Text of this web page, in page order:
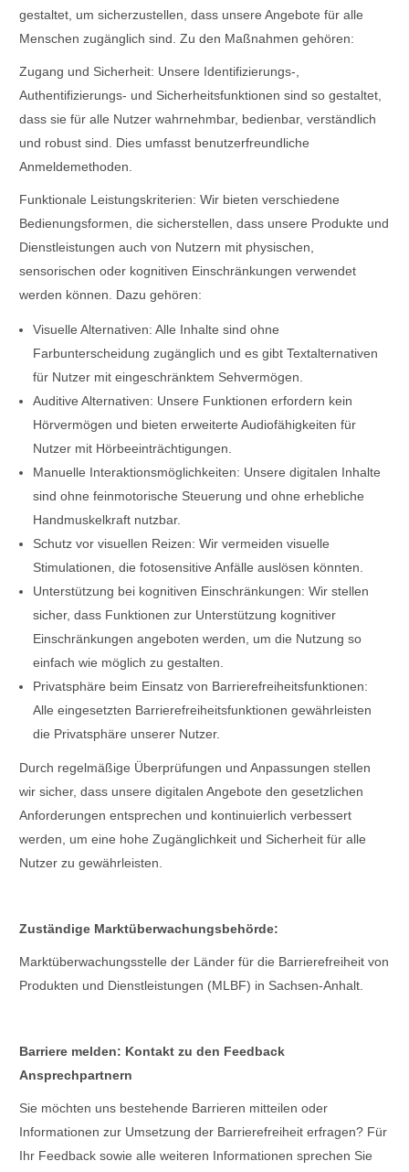
gestaltet, um sicherzustellen, dass unsere Angebote für alle
Menschen zugänglich sind. Zu den Maßnahmen gehören:
Zugang und Sicherheit: Unsere Identifizierungs-,
Authentifizierungs- und Sicherheitsfunktionen sind so gestaltet,
dass sie für alle Nutzer wahrnehmbar, bedienbar, verständlich
und robust sind. Dies umfasst benutzerfreundliche
Anmeldemethoden.
Funktionale Leistungskriterien: Wir bieten verschiedene
Bedienungsformen, die sicherstellen, dass unsere Produkte und
Dienstleistungen auch von Nutzern mit physischen,
sensorischen oder kognitiven Einschränkungen verwendet
werden können. Dazu gehören:
Visuelle Alternativen: Alle Inhalte sind ohne
Farbunterscheidung zugänglich und es gibt Textalternativen
für Nutzer mit eingeschränktem Sehvermögen.
Auditive Alternativen: Unsere Funktionen erfordern kein
Hörvermögen und bieten erweiterte Audiofähigkeiten für
Nutzer mit Hörbeeinträchtigungen.
Manuelle Interaktionsmöglichkeiten: Unsere digitalen Inhalte
sind ohne feinmotorische Steuerung und ohne erhebliche
Handmuskelkraft nutzbar.
Schutz vor visuellen Reizen: Wir vermeiden visuelle
Stimulationen, die fotosensitive Anfälle auslösen könnten.
Unterstützung bei kognitiven Einschränkungen: Wir stellen
sicher, dass Funktionen zur Unterstützung kognitiver
Einschränkungen angeboten werden, um die Nutzung so
einfach wie möglich zu gestalten.
Privatsphäre beim Einsatz von Barrierefreiheitsfunktionen:
Alle eingesetzten Barrierefreiheitsfunktionen gewährleisten
die Privatsphäre unserer Nutzer.
Durch regelmäßige Überprüfungen und Anpassungen stellen
wir sicher, dass unsere digitalen Angebote den gesetzlichen
Anforderungen entsprechen und kontinuierlich verbessert
werden, um eine hohe Zugänglichkeit und Sicherheit für alle
Nutzer zu gewährleisten.
Zuständige Marktüberwachungsbehörde:
Marktüberwachungsstelle der Länder für die Barrierefreiheit von
Produkten und Dienstleistungen (MLBF) in Sachsen-Anhalt.
Barriere melden: Kontakt zu den Feedback
Ansprechpartnern
Sie möchten uns bestehende Barrieren mitteilen oder
Informationen zur Umsetzung der Barrierefreiheit erfragen? Für
Ihr Feedback sowie alle weiteren Informationen sprechen Sie